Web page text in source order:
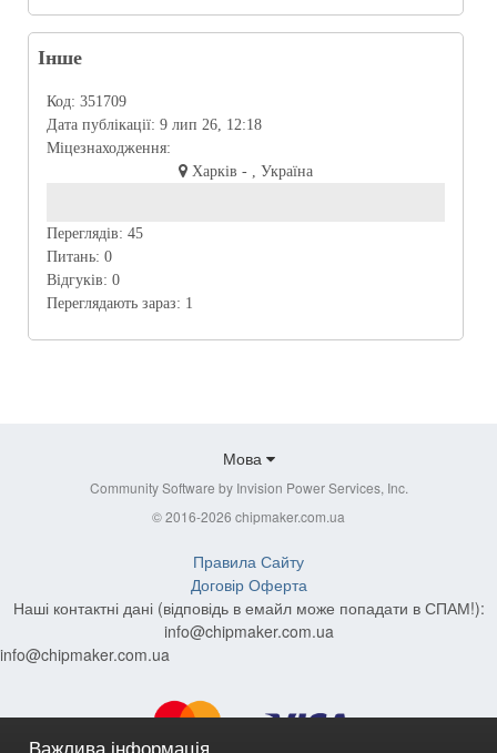
Інше
Код: 351709
Дата публікації: 9 лип 26, 12:18
Міцезнаходження:
Харків - , Україна
Переглядів: 45
Питань: 0
Відгуків: 0
Переглядають зараз: 1
Мова
Community Software by Invision Power Services, Inc.
© 2016-2026 chipmaker.com.ua
Важлива інформація
Правила Сайту
Договір Оферта
Наші контактні дані (відповідь в емайл може попадати в СПАМ!):
info@chipmaker.com.ua
info@chipmaker.com.ua